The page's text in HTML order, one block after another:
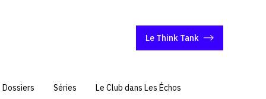
Le Think Tank
Dossiers Séries Le Club dans Les Échos